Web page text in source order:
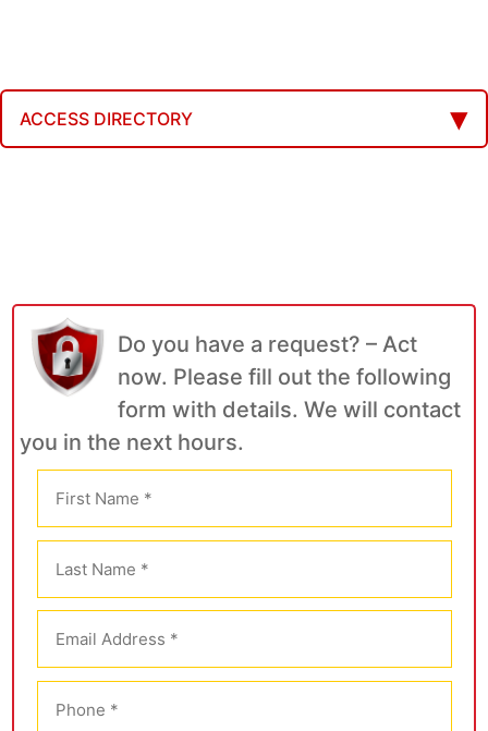
ACCESS DIRECTORY
Do you have a request? – Act
now. Please fill out the following
form with details. We will contact
you in the next hours.